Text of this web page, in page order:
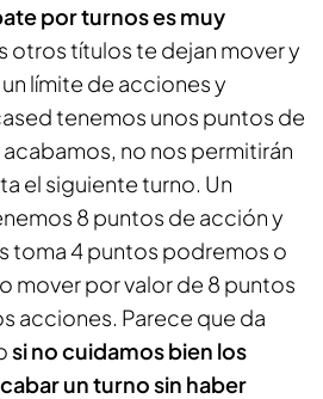
por turnos es muy
otros títulos te dejan mover y
límite de acciones y
tenemos unos puntos de
no nos permitirán
el siguiente turno. Un
8 puntos de acción y
toma 4 puntos podremos o
mover por valor de 8 puntos
acciones. Parece que da
si no cuidamos bien los
un turno sin haber